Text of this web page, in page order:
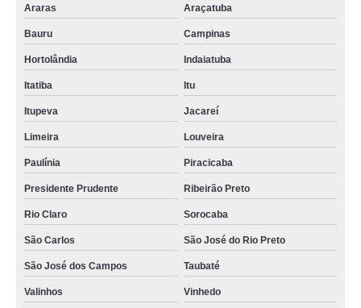
Araras Araçatuba
Bauru Campinas
Hortolândia Indaiatuba
Itatiba Itu
Itupeva Jacareí
Limeira Louveira
Paulínia Piracicaba
Presidente Prudente Ribeirão Preto
Rio Claro Sorocaba
São Carlos São José do Rio Preto
São José dos Campos Taubaté
Valinhos Vinhedo